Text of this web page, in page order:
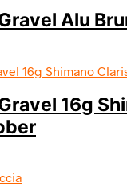
Alu
16g